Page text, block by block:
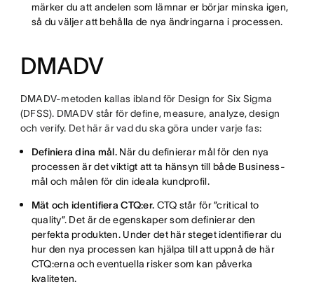
märker du att andelen som lämnar er börjar minska igen,
så du väljer att behålla de nya ändringarna i processen.
DMADV
DMADV-metoden kallas ibland för Design for Six Sigma
(DFSS). DMADV står för define, measure, analyze, design
och verify. Det här är vad du ska göra under varje fas:
Definiera dina mål. När du definierar mål för den nya
processen är det viktigt att ta hänsyn till både Business-
mål och målen för din ideala kundprofil.
Mät och identifiera CTQ:er. CTQ står för ”critical to
quality”. Det är de egenskaper som definierar den
perfekta produkten. Under det här steget identifierar du
hur den nya processen kan hjälpa till att uppnå de här
CTQ:erna och eventuella risker som kan påverka
kvaliteten.